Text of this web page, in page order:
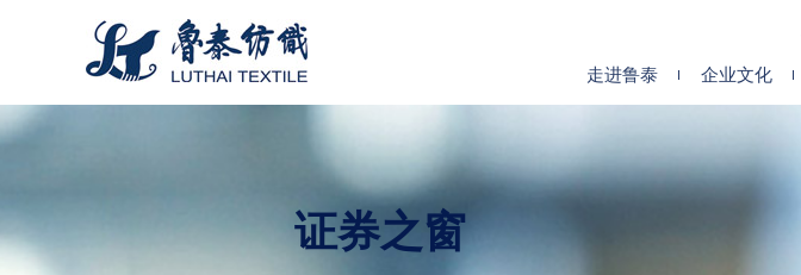
走进鲁泰 企业文化
证券之窗